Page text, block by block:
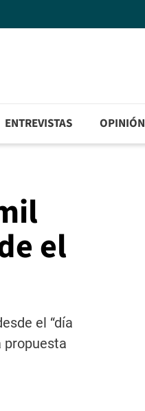
ENTREVISTAS OPINIÓN
el
el “día
propuesta